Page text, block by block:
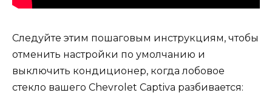
Следуйте этим пошаговым инструкциям, чтобы
отменить настройки по умолчанию и
выключить кондиционер, когда лобовое
стекло вашего Chevrolet Captiva разбивается: